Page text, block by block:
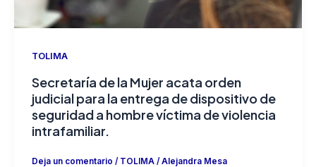
TOLIMA
Secretaría de la Mujer acata orden
judicial para la entrega de dispositivo de
seguridad a hombre víctima de violencia
intrafamiliar.
Deja un comentario / TOLIMA/Alejandra Mesa